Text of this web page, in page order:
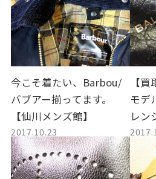
今こそ着たい、Barbou/
バブアー揃ってます。
【仙川メンズ館】
2017.10.23
【
モデ
レン
S XS
ル